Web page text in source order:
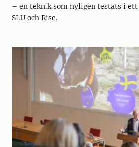
– en teknik som nyligen testats i ett
SLU och Rise.